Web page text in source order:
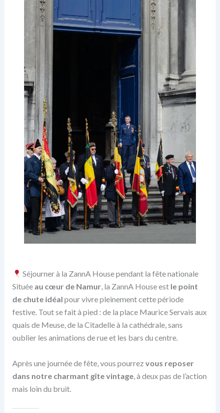
Séjourner à la ZannA House pendant la fête nationale
Située au cœur de Namur, la ZannA House est le point
de chute idéal pour vivre pleinement cette période
festive. Tout se fait à pied : de la place Maurice Servais aux
quais de Meuse, de la Citadelle à la cathédrale, sans
oublier les animations de rue et les bars du centre.
Après une journée de fête, vous pourrez vous reposer
dans notre charmant gîte vintage, à deux pas de l’action
mais loin du bruit.